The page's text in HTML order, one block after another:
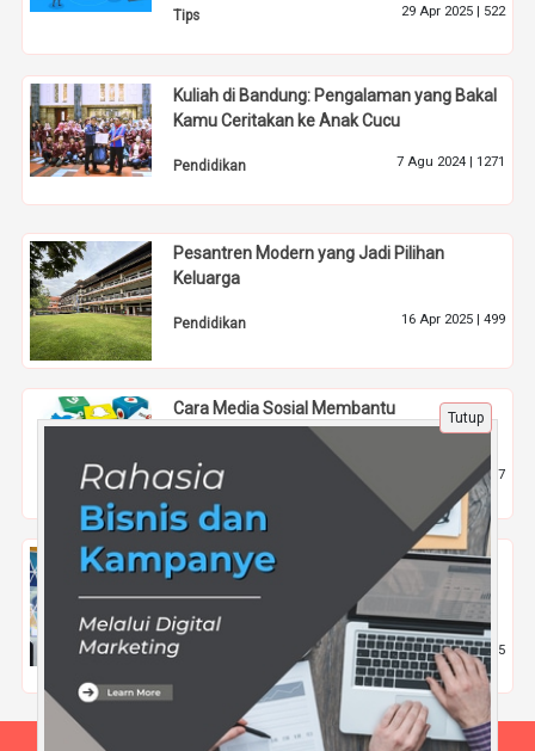
Tips 29 Apr 2025 | 522
Kuliah di Bandung: Pengalaman yang Bakal
Kamu Ceritakan ke Anak Cucu
Pendidikan 7 Agu 2024 | 1271
Pesantren Modern yang Jadi Pilihan
Keluarga
Pendidikan 16 Apr 2025 | 499
Cara Media Sosial Membantu
Meningkatkan Brand Awareness Bisnis
Tips 8 Apr 2025 |517
Bagaimana prospek kerja jurusan
Manajemen Bisnis Syariah dan beasiswa
Pendidikan 13 Nov 2025 |465
Tutup